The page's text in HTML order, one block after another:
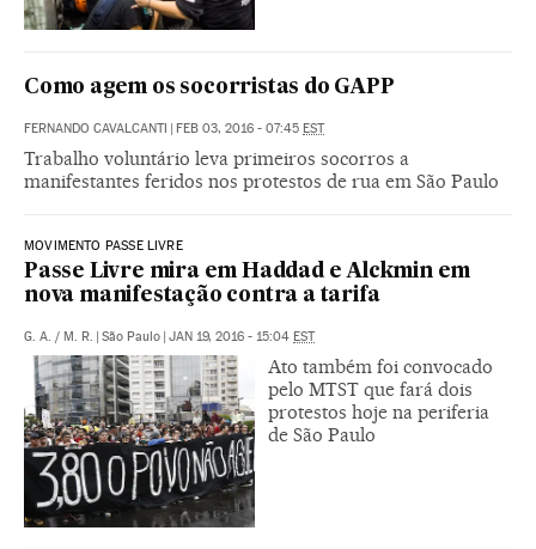
Como agem os socorristas do GAPP
FERNANDO CAVALCANTI | FEB 03, 2016 - 07:45 EST
Trabalho voluntário leva primeiros socorros a
manifestantes feridos nos protestos de rua em São Paulo
MOVIMENTO PASSE LIVRE
Passe Livre mira em Haddad e Alckmin em
nova manifestação contra a tarifa
G. A. / M. R. | São Paulo | JAN 19, 2016 - 15:04 EST
Ato também foi convocado
pelo MTST que fará dois
protestos hoje na periferia
de São Paulo